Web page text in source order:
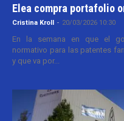
Elea compra portafolio
Cristina Kroll - 20/03/2026 10:30
En la semana en que el
normativo para las patentes
y que va por...